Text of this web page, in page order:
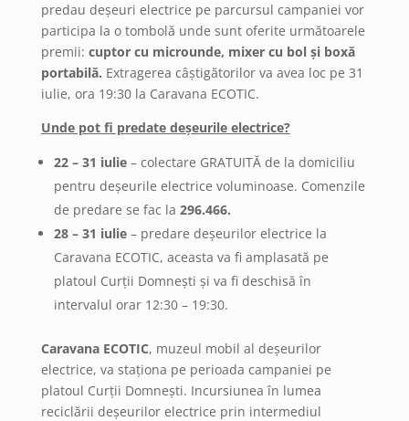
predau deșeuri electrice pe parcursul campaniei vor
participa la o tombolă unde sunt oferite următoarele
premii: cuptor cu microunde, mixer cu bol și boxă
portabilă. Extragerea câștigătorilor va avea loc pe 31
iulie, ora 19:30 la Caravana ECOTIC.
Unde pot fi predate deșeurile electrice?
22 – 31 iulie – colectare GRATUITĂ de la domiciliu
pentru deșeurile electrice voluminoase. Comenzile
de predare se fac la 296.466.
28 – 31 iulie– predare deșeurilor electrice la
Caravana ECOTIC, aceasta va fi amplasată pe
platoul Curții Domnești și va fi deschisă în
intervalul orar 12:30 – 19:30.
Caravana ECOTIC, muzeul mobil al deșeurilor
electrice, va staționa pe perioada campaniei pe
platoul Curții Domnești. Incursiunea în lumea
reciclării deșeurilor electrice prin intermediul